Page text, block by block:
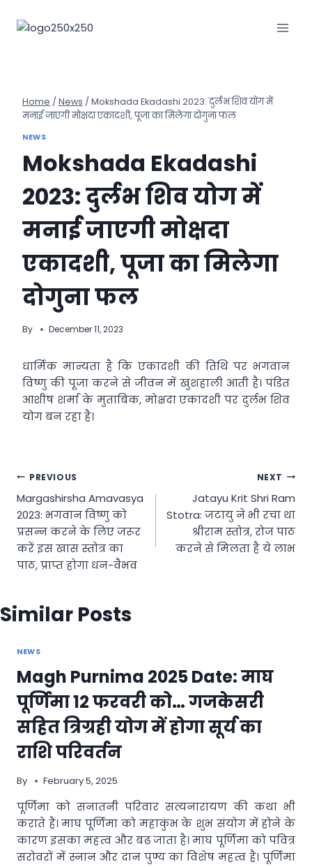
Home / News / Mokshada Ekadashi 2023: दुर्लभ शिव योग में
मनाई जाएगी मोक्षदा एकादशी, पूजा का मिलेगा दोगुना फल
NEWS
Mokshada Ekadashi
2023: दुर्लभ शिव योग में
मनाई जाएगी मोक्षदा
एकादशी, पूजा का मिलेगा
दोगुना फल
By December 11, 2023
धार्मिक मान्यता है कि एकादशी की तिथि पर भगवान
विष्णु की पूजा करने से जीवन में खुशहाली आती है। पंडित
आशीष शर्मा के मुताबिक, मोक्षदा एकादशी पर दुर्लभ शिव
योग बन रहा है।
Post
navigation
PREVIOUS
Margashirsha Amavasya
2023: भगवान विष्णु को
प्रसन्न करने के लिए जरूर
करें इस खास स्तोत्र का
पाठ, प्राप्त होगा धन-वैभव
NEXT
Jatayu Krit Shri Ram
Stotra: जटायु ने भी रचा था
श्रीराम स्तोत्र, रोज पाठ
करने से मिलता है ये लाभ
Similar Posts
NEWS
Magh Purnima 2025 Date: माघ
पूर्णिमा 12 फरवरी को… गजकेसरी
सहित त्रिग्रही योग में होगा सूर्य का
राशि परिवर्तन
By February 5, 2025
पूर्णिमा को सनातनी परिवार सत्यनारायण की कथा भी
कराते हैं। माघ पूर्णिमा को महाकुंभ के शुभ संयोग में होने के
कारण इसका महत्व और बढ़ जाता है। माघ पूर्णिमा को पवित्र
सरोवरों में स्नान और दान पुण्य का विशेष महत्व है। पूर्णिमा